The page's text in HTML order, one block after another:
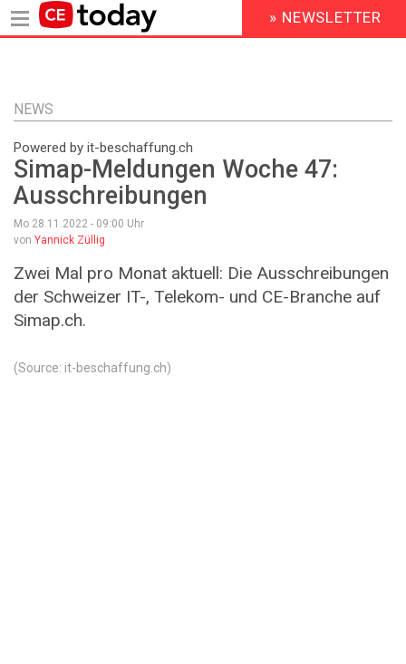
Inhalt
HEADER
MENU
» NEWSLETTER
NEWS
Powered by it-beschaffung.ch
Simap-Meldungen Woche 47:
Ausschreibungen
Mo 28.11.2022 - 09:00 Uhr
von Yannick Züllig
Zwei Mal pro Monat aktuell: Die Ausschreibungen
der Schweizer IT-, Telekom- und CE-Branche auf
Simap.ch.
(Source: it-beschaffung.ch)